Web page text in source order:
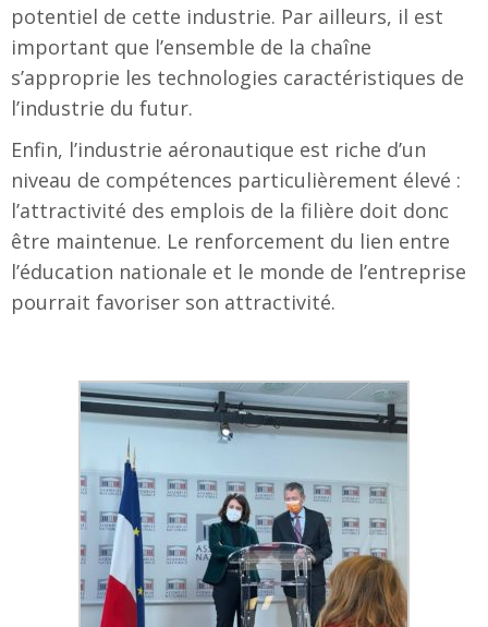
potentiel de cette industrie. Par ailleurs, il est
important que l’ensemble de la chaîne
s’approprie les technologies caractéristiques de
l’industrie du futur.
Enfin, l’industrie aéronautique est riche d’un
niveau de compétences particulièrement élevé :
l’attractivité des emplois de la filière doit donc
être maintenue. Le renforcement du lien entre
l’éducation nationale et le monde de l’entreprise
pourrait favoriser son attractivité.